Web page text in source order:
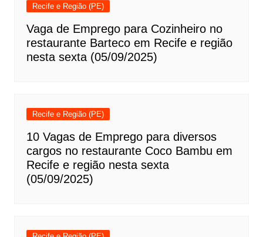
Recife e Região (PE)
Vaga de Emprego para Cozinheiro no
restaurante Barteco em Recife e região
nesta sexta (05/09/2025)
Recife e Região (PE)
10 Vagas de Emprego para diversos
cargos no restaurante Coco Bambu em
Recife e região nesta sexta
(05/09/2025)